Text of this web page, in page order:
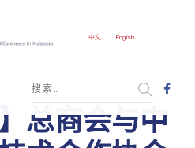
中文 English
总商会与中